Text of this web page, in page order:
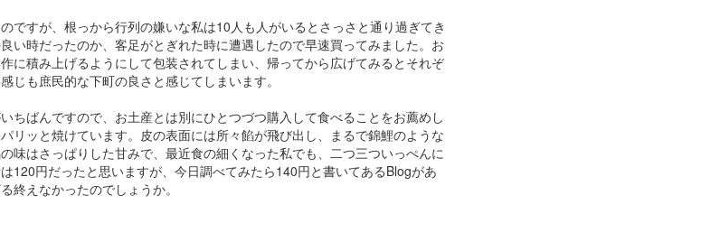
ですが、根っから行列の嫌いな私は10人も人がいるとさっさと通り過ぎてき
い時だったのか、客足がとぎれた時に遭遇したので早速買ってみました。お
に積み上げるようにして包装されてしまい、帰ってから広げてみるとそれぞ
じも庶民的な下町の良さと感じてしまいます。
ちばんですので、お土産とは別にひとつづつ購入して食べることをお薦めし
リッと焼けています。皮の表面には所々餡が飛び出し、まるで錦鯉のような
味はさっぱりした甘みで、最近食の細くなった私でも、二つ三ついっぺんに
120円だったと思いますが、今日調べてみたら140円と書いてあるBlogがあ
終えなかったのでしょうか。